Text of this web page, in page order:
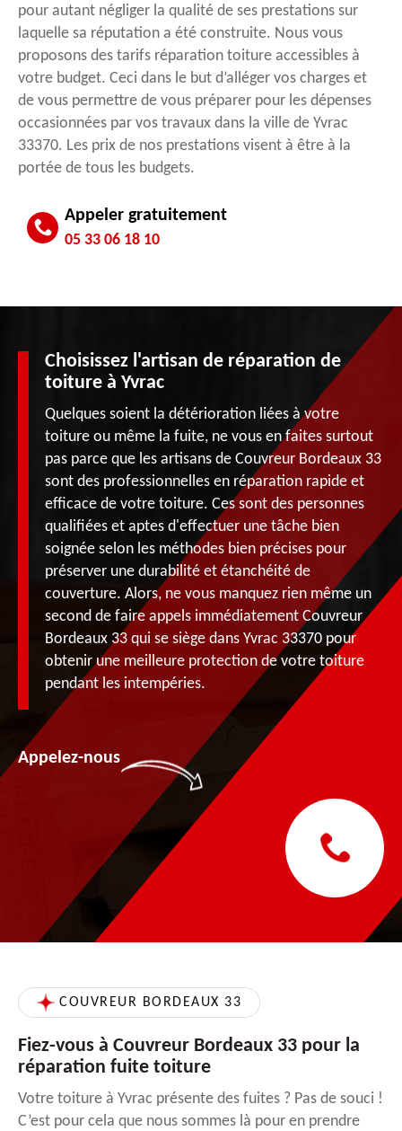
pour autant négliger la qualité de ses prestations sur
laquelle sa réputation a été construite. Nous vous
proposons des tarifs réparation toiture accessibles à
votre budget. Ceci dans le but d’alléger vos charges et
de vous permettre de vous préparer pour les dépenses
occasionnées par vos travaux dans la ville de Yvrac
33370. Les prix de nos prestations visent à être à la
portée de tous les budgets.
Appeler gratuitement
05 33 06 18 10
Choisissez l'artisan de réparation de
toiture à Yvrac
Quelques soient la détérioration liées à votre
toiture ou même la fuite, ne vous en faites surtout
pas parce que les artisans de Couvreur Bordeaux 33
sont des professionnelles en réparation rapide et
efficace de votre toiture. Ces sont des personnes
qualifiées et aptes d'effectuer une tâche bien
soignée selon les méthodes bien précises pour
préserver une durabilité et étanchéité de
couverture. Alors, ne vous manquez rien même un
second de faire appels immédiatement Couvreur
Bordeaux 33 qui se siège dans Yvrac 33370 pour
obtenir une meilleure protection de votre toiture
pendant les intempéries.
Appelez-nous
COUVREUR BORDEAUX 33
Fiez-vous à Couvreur Bordeaux 33 pour la
réparation fuite toiture
Votre toiture à Yvrac présente des fuites ? Pas de souci !
C’est pour cela que nous sommes là pour en prendre